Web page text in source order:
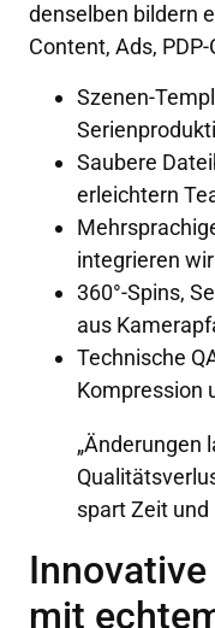
denselben bildern
Content, Ads,
Szenen-
Saubere
erleichtern
integrieren
360°-Spins,
aus
Technische
Kompression
„Änderungen
spart Zeit und
mit